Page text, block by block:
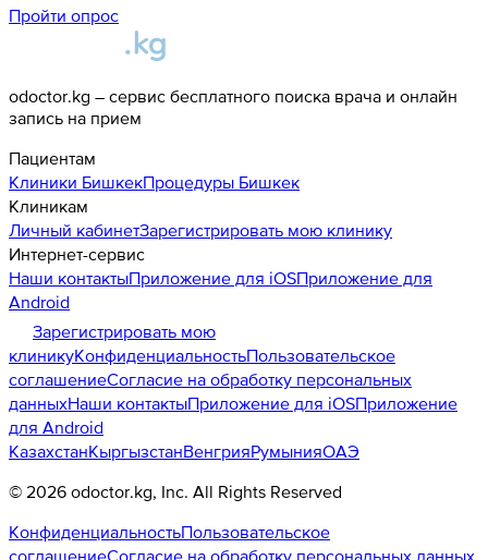
Пройти опрос
odoctor.kg – сервис бесплатного поиска врача и онлайн
запись на прием
Пациентам
Клиники БишкекПроцедуры Бишкек
Клиникам
Личный кабинетЗарегистрировать мою клинику
Интернет-сервис
Наши контактыПриложение для iOSПриложение для
Android
Зарегистрировать мою
клиникуКонфиденциальностьПользовательское
соглашениеСогласие на обработку персональных
данныхНаши контактыПриложение для iOSПриложение
для Android
КазахстанКыргызстанВенгрияРумынияОАЭ
© 2026 odoctor.kg , Inc. All Rights Reserved
КонфиденциальностьПользовательское
соглашениеСогласие на обработку персональных данных